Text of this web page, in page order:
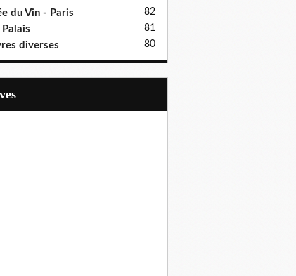
du Vin - Paris 82
81
diverses 80